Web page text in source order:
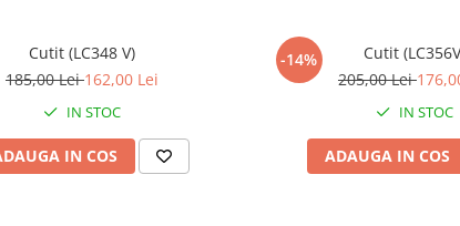
Cutit (LC348 V)
185,00 Lei162,00 Lei
IN STOC
IN COS
-14%
Cutit
205,00 Lei
IN STOC
ADAUGA IN COS